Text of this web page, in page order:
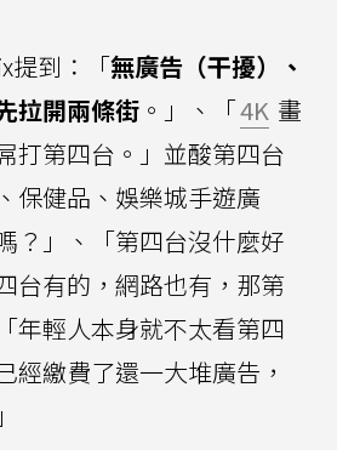
提到：「無廣告（干擾）、
拉開兩條街 。」、「4K 畫
打第四台。」並酸第四台
保健品、娛樂城手遊廣
？」、「第四台沒什麼好
台有的，網路也有，那第
年輕人本身就不太看第四
經繳費了還一大堆廣告，